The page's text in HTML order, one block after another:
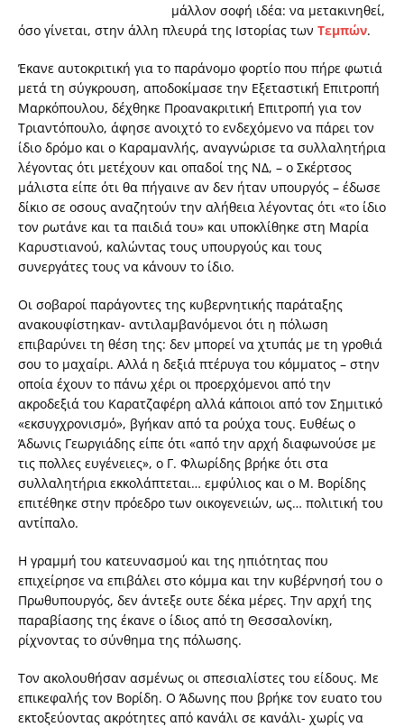
μάλλον σοφή ιδέα: να μετακινηθεί,
όσο γίνεται, στην άλλη πλευρά της Ιστορίας των Τεμπών.
Έκανε αυτοκριτική για το παράνομο φορτίο που πήρε φωτιά
μετά τη σύγκρουση, αποδοκίμασε την Εξεταστική Επιτροπή
Μαρκόπουλου, δέχθηκε Προανακριτική Επιτροπή για τον
Τριαντόπουλο, άφησε ανοιχτό το ενδεχόμενο να πάρει τον
ίδιο δρόμο και ο Καραμανλής, αναγνώρισε τα συλλαλητήρια
λέγοντας ότι μετέχουν και οπαδοί της ΝΔ, – ο Σκέρτσος
μάλιστα είπε ότι θα πήγαινε αν δεν ήταν υπουργός – έδωσε
δίκιο σε οσους αναζητούν την αλήθεια λέγοντας ότι «το ίδιο
τον ρωτάνε και τα παιδιά του» και υποκλίθηκε στη Μαρία
Καρυστιανού, καλώντας τους υπουργούς και τους
συνεργάτες τους να κάνουν το ίδιο.
Οι σοβαροί παράγοντες της κυβερνητικής παράταξης
ανακουφίστηκαν- αντιλαμβανόμενοι ότι η πόλωση
επιβαρύνει τη θέση της: δεν μπορεί να χτυπάς με τη γροθιά
σου το μαχαίρι. Αλλά η δεξιά πτέρυγα του κόμματος – στην
οποία έχουν το πάνω χέρι οι προερχόμενοι από την
ακροδεξιά του Καρατζαφέρη αλλά κάποιοι από τον Σημιτικό
«εκσυγχρονισμό», βγήκαν από τα ρούχα τους. Ευθέως ο
Άδωνις Γεωργιάδης είπε ότι «από την αρχή διαφωνούσε με
τις πολλες ευγένειες», ο Γ. Φλωρίδης βρήκε ότι στα
συλλαλητήρια εκκολάπτεται… εμφύλιος και ο Μ. Βορίδης
επιτέθηκε στην πρόεδρο των οικογενειών, ως… πολιτική του
αντίπαλο.
Η γραμμή του κατευνασμού και της ηπιότητας που
επιχείρησε να επιβάλει στο κόμμα και την κυβέρνησή του ο
Πρωθυπουργός, δεν άντεξε ουτε δέκα μέρες. Την αρχή της
παραβίασης της έκανε ο ίδιος από τη Θεσσαλονίκη,
ρίχνοντας το σύνθημα της πόλωσης.
Τον ακολουθήσαν ασμένως οι σπεσιαλίστες του είδους. Με
επικεφαλής τον Βορίδη. Ο Άδωνης που βρήκε τον ευατο του
εκτοξεύοντας ακρότητες από κανάλι σε κανάλι- χωρίς να